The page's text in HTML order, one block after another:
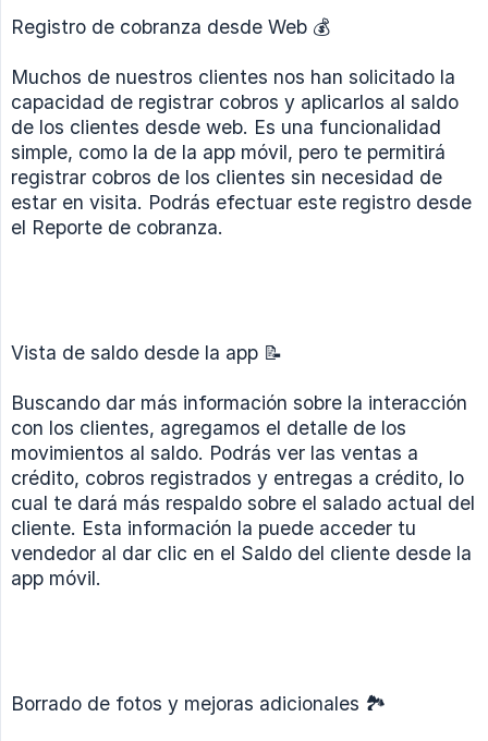
Registro de cobranza desde Web 💰
Muchos de nuestros clientes nos han solicitado la
capacidad de registrar cobros y aplicarlos al saldo
de los clientes desde web. Es una funcionalidad
simple, como la de la app móvil, pero te permitirá
registrar cobros de los clientes sin necesidad de
estar en visita. Podrás efectuar este registro desde
el Reporte de cobranza.
Vista de saldo desde la app 📝
Buscando dar más información sobre la interacción
con los clientes, agregamos el detalle de los
movimientos al saldo. Podrás ver las ventas a
crédito, cobros registrados y entregas a crédito, lo
cual te dará más respaldo sobre el salado actual del
cliente. Esta información la puede acceder tu
vendedor al dar clic en el Saldo del cliente desde la
app móvil.
Borrado de fotos y mejoras adicionales 🏞